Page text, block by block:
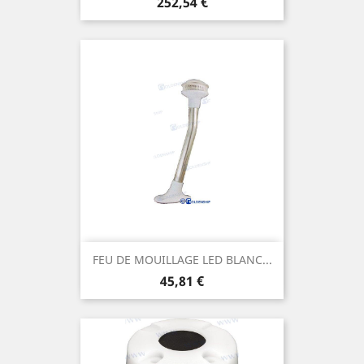
FEU DE MOUILLAGE LED BLANC...
Prix
45,81 €